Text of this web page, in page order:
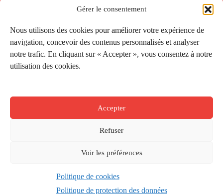
Gérer le consentement
Nous utilisons des cookies pour améliorer votre expérience de
navigation, concevoir des contenus personnalisés et analyser
notre trafic. En cliquant sur « Accepter », vous consentez à notre
utilisation des cookies.
Accepter
Refuser
Voir les préférences
Politique de cookies
Politique de protection des données
Conditions générales de vente
Réductions de la Carte Côté Courrier
Application